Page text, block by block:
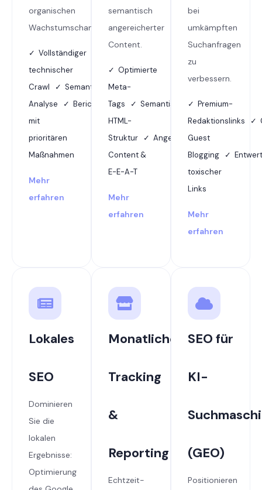
organischen
Wachstumschancen.
✓ Vollständiger
technischer
Crawl ✓ Semantische
Analyse ✓ Bericht
mit
prioritären
Maßnahmen
Mehr
erfahren
semantisch
angereicherter
Content.
✓ Optimierte
Meta-
Tags ✓ Semantische
HTML-
Struktur ✓ Angereicherter
Content &
E-E-A-T
Mehr
erfahren
bei
umkämpften
Suchanfragen
zu
verbessern.
✓ Premium-
Redaktionslinks ✓
Guest
Blogging ✓
toxischer
Links
Mehr
erfahren
Lokales
SEO
Dominieren
Sie die
lokalen
Ergebnisse:
Optimierung
Monatliches
Tracking
&
Reporting
Echtzeit-
SEO für
KI-
(GEO)
Positionieren